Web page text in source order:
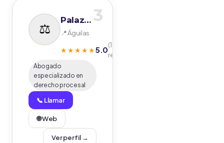
3
Palazón Asociados & Solicitors
📍 Águilas
★★★★★5.0(1
reseñas)
Abogado
especializado en
derecho procesal
📞 Llamar
🌐 Web
Ver perfil →